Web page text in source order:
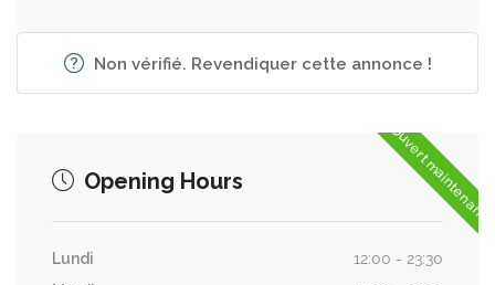
Non vérifié. Revendiquer cette annonce !
Ouvert maintenant
Opening Hours
Lundi
12:00 - 23:30